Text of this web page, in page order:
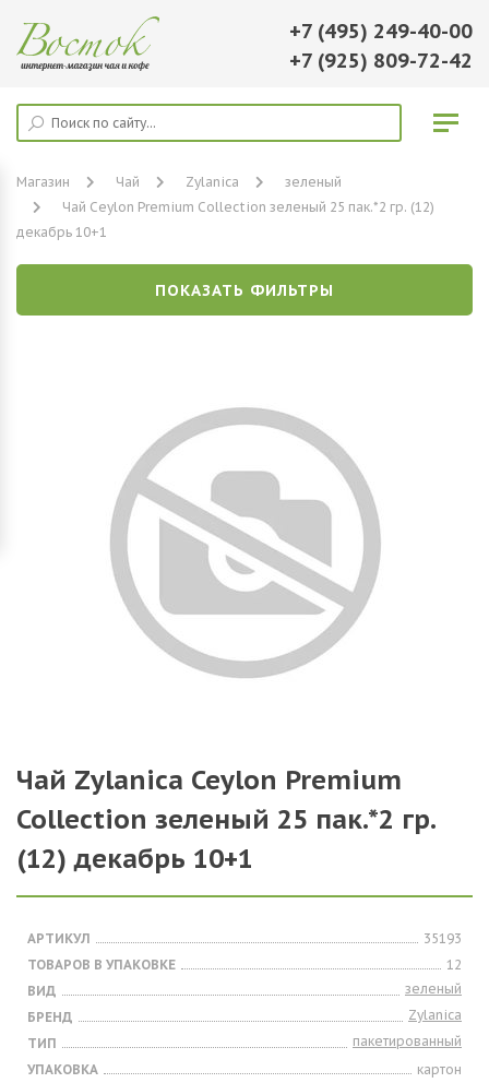
+7 (495) 249-40-00
+7 (925) 809-72-42
Магазин Чай Zylanica
зеленый
Чай Ceylon Premium Collection зеленый 25 пак.*2 гр. (12)
декабрь 10+1
ПОКАЗАТЬ ФИЛЬТРЫ
Чай Zylanica Ceylon Premium
Collection зеленый 25 пак.*2 гр.
(12) декабрь 10+1
АРТИКУЛ
35193
ТОВАРОВ В УПАКОВКЕ
12
ВИД
зеленый
БРЕНД
Zylanica
ТИП
пакетированный
УПАКОВКА
картон